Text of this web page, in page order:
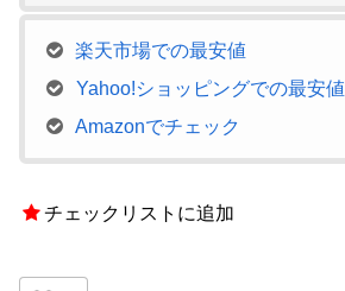
楽天市場での最安値
Yahoo!ショッピングでの最安値
Amazonでチェック
チェックリストに追加